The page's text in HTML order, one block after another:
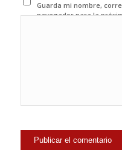
Guarda mi nombre,
navegador para la